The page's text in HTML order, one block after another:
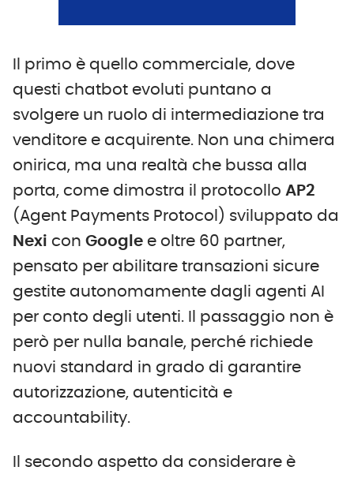
Il primo è quello commerciale, dove
questi chatbot evoluti puntano a
svolgere un ruolo di intermediazione tra
venditore e acquirente. Non una chimera
onirica, ma una realtà che bussa alla
porta, come dimostra il protocollo AP2
(Agent Payments Protocol) sviluppato da
Nexi con Google e oltre 60 partner,
pensato per abilitare transazioni sicure
gestite autonomamente dagli agenti AI
per conto degli utenti. Il passaggio non è
però per nulla banale, perché richiede
nuovi standard in grado di garantire
autorizzazione, autenticità e
accountability.
Il secondo aspetto da considerare è